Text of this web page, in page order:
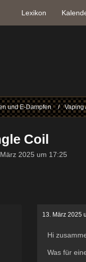
Lexikon
und E-Dampfen Vaping
Coil
2025 um 17:25
13. März 2025
Hi
Was für